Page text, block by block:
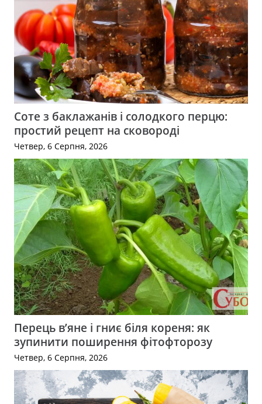
Соте з баклажанів і солодкого перцю:
простий рецепт на сковороді
Четвер, 6 Серпня, 2026
Перець в’яне і гниє біля кореня: як
зупинити поширення фітофторозу
Четвер, 6 Серпня, 2026